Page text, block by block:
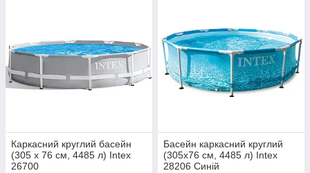
Каркасний круглий басейн
(305 x 76 см, 4485 л) Intex
26700
Басейн каркасний круглий
(305x76 см, 4485 л) Intex
28206 Синій